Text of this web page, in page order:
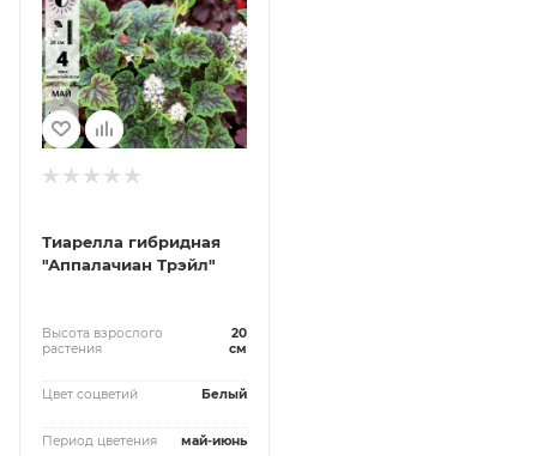
Тиарелла гибридная
"Аппалачиан Трэйл"
Высота взрослого
растения
20
см
Цвет соцветий Белый
Период цветения май-июнь